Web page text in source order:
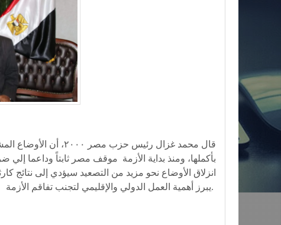
قال محمد غزال رئيس حزب
بأكملها، ومنذ بداية الأزمة موقف مصر ثابتاً وداعما
انزلاق الأوضاع نحو مزيد من التصعيد سيؤدي إلى
يبرز أهمية العمل الدولي والإقليمي لتجنب تفاقم الأزمة.